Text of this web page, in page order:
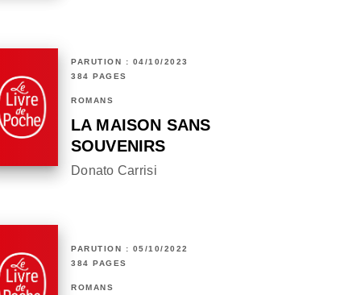
PARUTION : 04/10/2023
384 PAGES
ROMANS
LA MAISON SANS
SOUVENIRS
Donato Carrisi
PARUTION : 05/10/2022
384 PAGES
ROMANS